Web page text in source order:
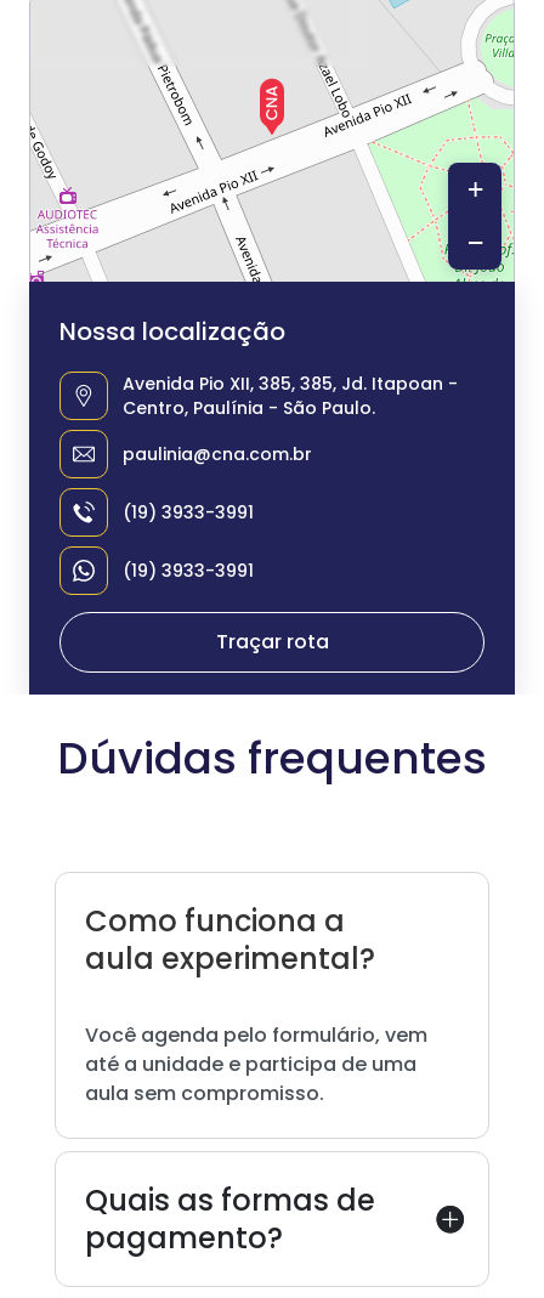
Nossa localização
Avenida Pio XII, 385, 385, Jd. Itapoan -
Centro, Paulínia - São Paulo.
paulinia@cna.com.br
(19) 3933-3991
(19) 3933-3991
Traçar rota
+
−
Dúvidas frequentes
Como funciona a
aula experimental?
Você agenda pelo formulário, vem
até a unidade e participa de uma
aula sem compromisso.
Quais as formas de
pagamento?